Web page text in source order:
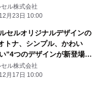
ル株式会社
月23日 10:00
セルオリジナルデザインの
トナ、シンプル、かわい
”4つのデザインが新登場！
日に、おふたりらしい彩り
ル株式会社
月17日 10:00